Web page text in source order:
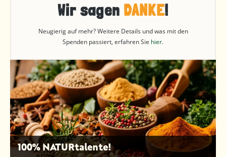
Wir sagen DANKE!
Neugierig auf mehr? Weitere Details und was mit den
Spenden passiert, erfahren Sie hier.
100% NATURtalente!